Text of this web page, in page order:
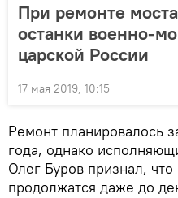
При ремонте
останки военно-
царской России
17 мая 2019, 10:15
Ремонт планировалось
года, однако
Олег Буров признал,
продолжатся даже до